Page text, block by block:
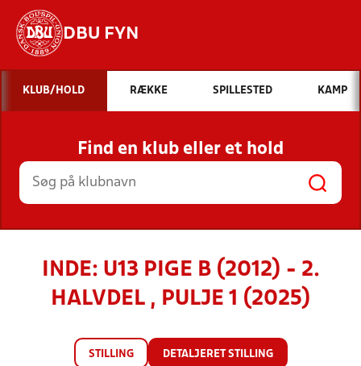
DBU FYN
Hvad vil du søge efter?
INDHOLD OG NYHEDER
STILLINGER, RESULTATER, KLUBBER OG
HOLD
KLUB/HOLD RÆKKE SPILLESTED KAMP
Find en klub eller et hold
INDE: U13 PIGE B (2012) - 2.
HALVDEL , PULJE 1 (2025)
STILLING DETALJERET STILLING